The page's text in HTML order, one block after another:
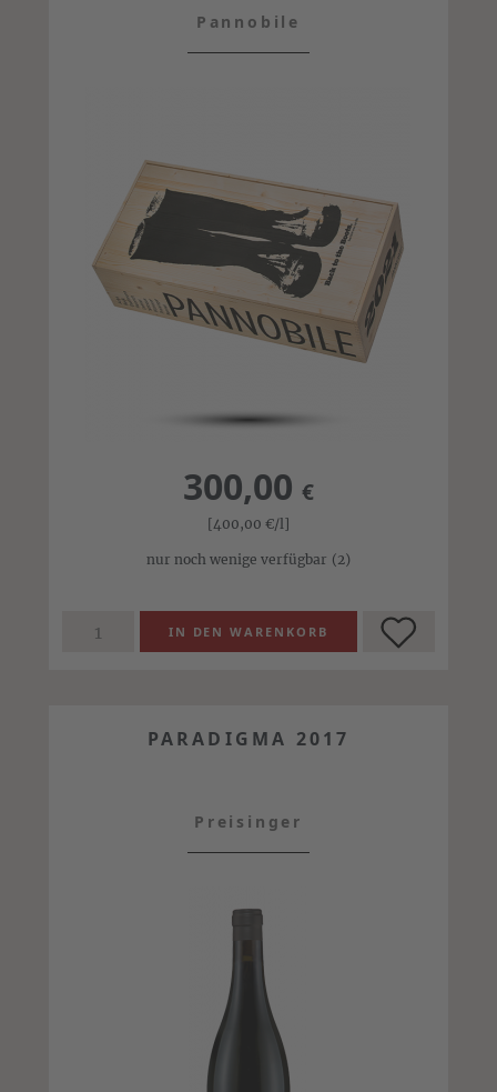
Pannobile
300,00 €
[400,00 €/l]
nur noch wenige verfügbar (2)
PARADIGMA 2017
Preisinger